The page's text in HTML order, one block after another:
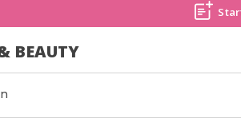
BEAUTY